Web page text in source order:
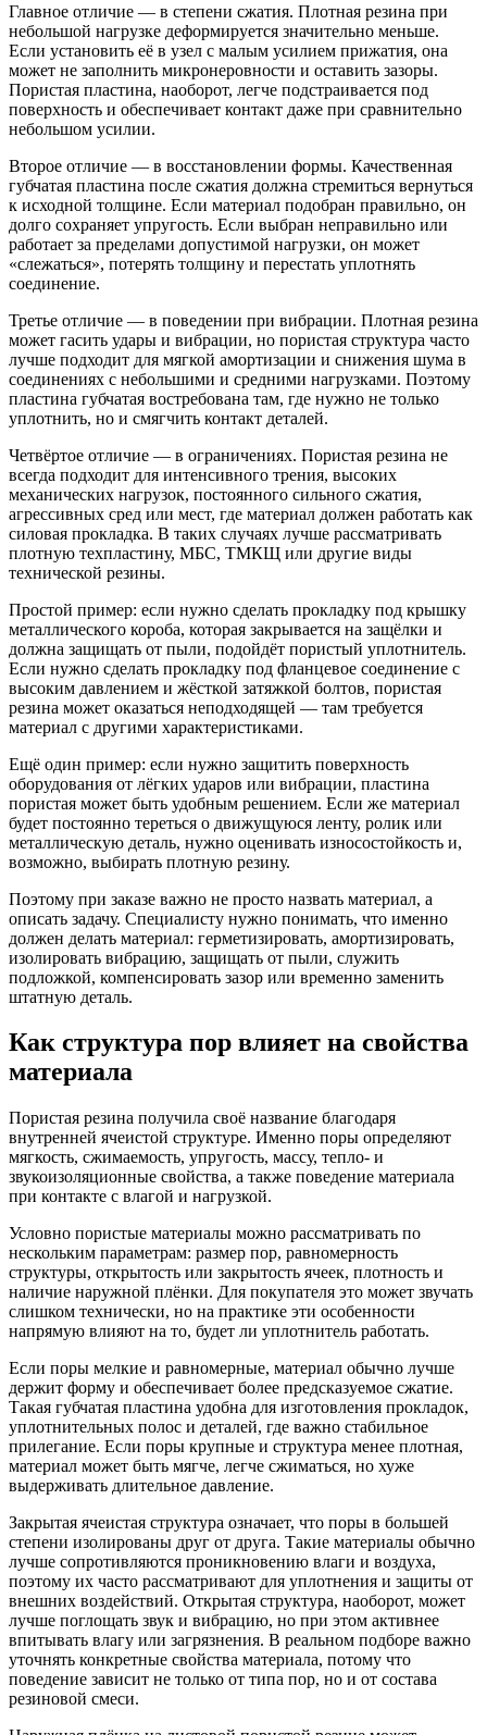
Главное отличие — в степени сжатия. Плотная резина при
небольшой нагрузке деформируется значительно меньше.
Если установить её в узел с малым усилием прижатия, она
может не заполнить микронеровности и оставить зазоры.
Пористая пластина, наоборот, легче подстраивается под
поверхность и обеспечивает контакт даже при сравнительно
небольшом усилии.
Второе отличие — в восстановлении формы. Качественная
губчатая пластина после сжатия должна стремиться вернуться
к исходной толщине. Если материал подобран правильно, он
долго сохраняет упругость. Если выбран неправильно или
работает за пределами допустимой нагрузки, он может
«слежаться», потерять толщину и перестать уплотнять
соединение.
Третье отличие — в поведении при вибрации. Плотная резина
может гасить удары и вибрации, но пористая структура часто
лучше подходит для мягкой амортизации и снижения шума в
соединениях с небольшими и средними нагрузками. Поэтому
пластина губчатая востребована там, где нужно не только
уплотнить, но и смягчить контакт деталей.
Четвёртое отличие — в ограничениях. Пористая резина не
всегда подходит для интенсивного трения, высоких
механических нагрузок, постоянного сильного сжатия,
агрессивных сред или мест, где материал должен работать как
силовая прокладка. В таких случаях лучше рассматривать
плотную техпластину, МБС, ТМКЩ или другие виды
технической резины.
Простой пример: если нужно сделать прокладку под крышку
металлического короба, которая закрывается на защёлки и
должна защищать от пыли, подойдёт пористый уплотнитель.
Если нужно сделать прокладку под фланцевое соединение с
высоким давлением и жёсткой затяжкой болтов, пористая
резина может оказаться неподходящей — там требуется
материал с другими характеристиками.
Ещё один пример: если нужно защитить поверхность
оборудования от лёгких ударов или вибрации, пластина
пористая может быть удобным решением. Если же материал
будет постоянно тереться о движущуюся ленту, ролик или
металлическую деталь, нужно оценивать износостойкость и,
возможно, выбирать плотную резину.
Поэтому при заказе важно не просто назвать материал, а
описать задачу. Специалисту нужно понимать, что именно
должен делать материал: герметизировать, амортизировать,
изолировать вибрацию, защищать от пыли, служить
подложкой, компенсировать зазор или временно заменить
штатную деталь.
Как структура пор влияет на свойства
материала
Пористая резина получила своё название благодаря
внутренней ячеистой структуре. Именно поры определяют
мягкость, сжимаемость, упругость, массу, тепло- и
звукоизоляционные свойства, а также поведение материала
при контакте с влагой и нагрузкой.
Условно пористые материалы можно рассматривать по
нескольким параметрам: размер пор, равномерность
структуры, открытость или закрытость ячеек, плотность и
наличие наружной плёнки. Для покупателя это может звучать
слишком технически, но на практике эти особенности
напрямую влияют на то, будет ли уплотнитель работать.
Если поры мелкие и равномерные, материал обычно лучше
держит форму и обеспечивает более предсказуемое сжатие.
Такая губчатая пластина удобна для изготовления прокладок,
уплотнительных полос и деталей, где важно стабильное
прилегание. Если поры крупные и структура менее плотная,
материал может быть мягче, легче сжиматься, но хуже
выдерживать длительное давление.
Закрытая ячеистая структура означает, что поры в большей
степени изолированы друг от друга. Такие материалы обычно
лучше сопротивляются проникновению влаги и воздуха,
поэтому их часто рассматривают для уплотнения и защиты от
внешних воздействий. Открытая структура, наоборот, может
лучше поглощать звук и вибрацию, но при этом активнее
впитывать влагу или загрязнения. В реальном подборе важно
уточнять конкретные свойства материала, потому что
поведение зависит не только от типа пор, но и от состава
резиновой смеси.